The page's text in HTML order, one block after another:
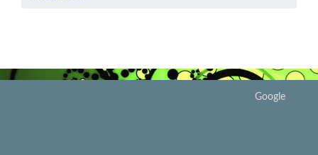
Google